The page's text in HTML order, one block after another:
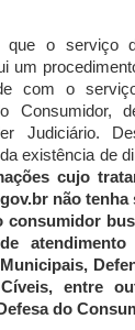
que o serviço
um
com o
Consumidor,
Judiciário.
existência de
cujo
não
consumidor
entre
do